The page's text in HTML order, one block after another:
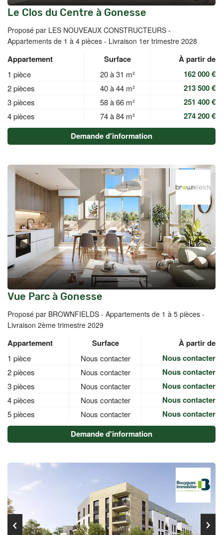
Le Clos du Centre à Gonesse
Proposé par LES NOUVEAUX CONSTRUCTEURS -
Appartements de 1 à 4 pièces - Livraison 1er trimestre 2028
Appartement Surface À partir de
1 pièce 20 à 31 m² 162 000 €
2 pièces 40 à 44 m² 213 500 €
3 pièces 58 à 66 m² 251 400 €
4 pièces 74 à 84 m²
274 200 €
Demande d'information
Vue Parc à Gonesse
Proposé par BROWNFIELDS - Appartements de 1 à 5 pièces -
Livraison 2ème trimestre 2029
Appartement Surface À partir de
1 pièce Nous contacter Nous contacter
2 pièces Nous contacter Nous contacter
3 pièces Nous contacter Nous contacter
4 pièces Nous contacter Nous contacter
5 pièces Nous contacter
Nous contacter
Demande d'information